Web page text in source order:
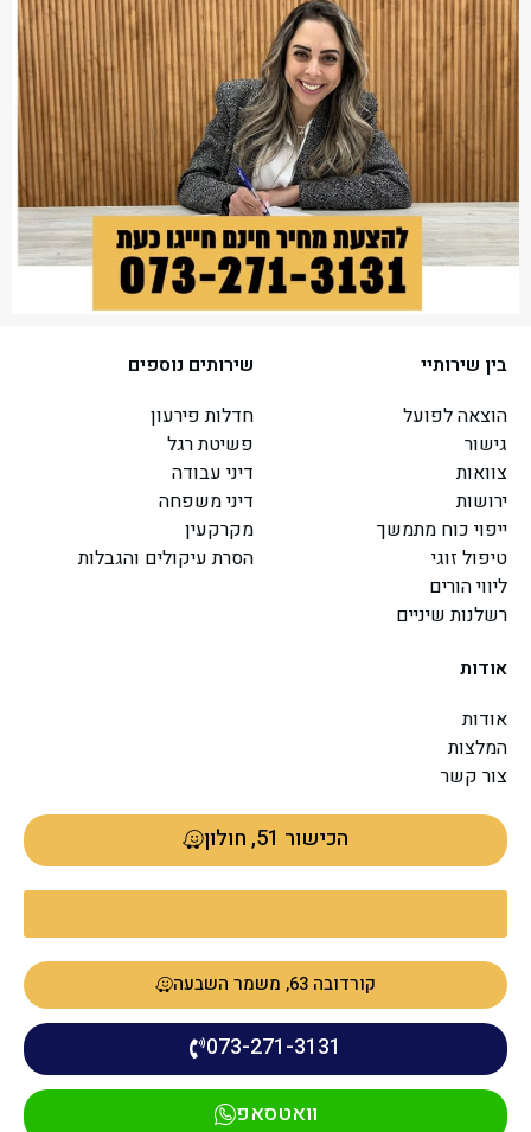
בין שירותיי
הוצאה לפועל
גישור
צוואות
ירושות
ייפוי כוח מתמשך
טיפול זוגי
ליווי הורים
רשלנות שיניים
שירותים נוספים
חדלות פירעון
פשיטת רגל
דיני עבודה
דיני משפחה
מקרקעין
הסרת עיקולים והגבלות
אודות
אודות
המלצות
צור קשר
הכישור 51, חולון
קורדובה 63, משמר השבעה
073-271-3131
וואטסאפ